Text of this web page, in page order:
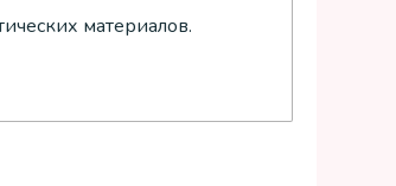
материалов.